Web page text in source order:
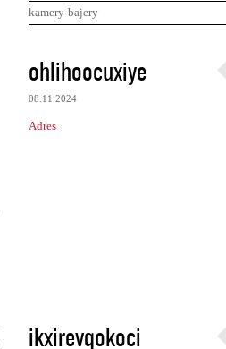
kamery-bajery
K
o
m
e
ohlihoocuxiye
08.11.2024
Adres
ikxirevqokoci